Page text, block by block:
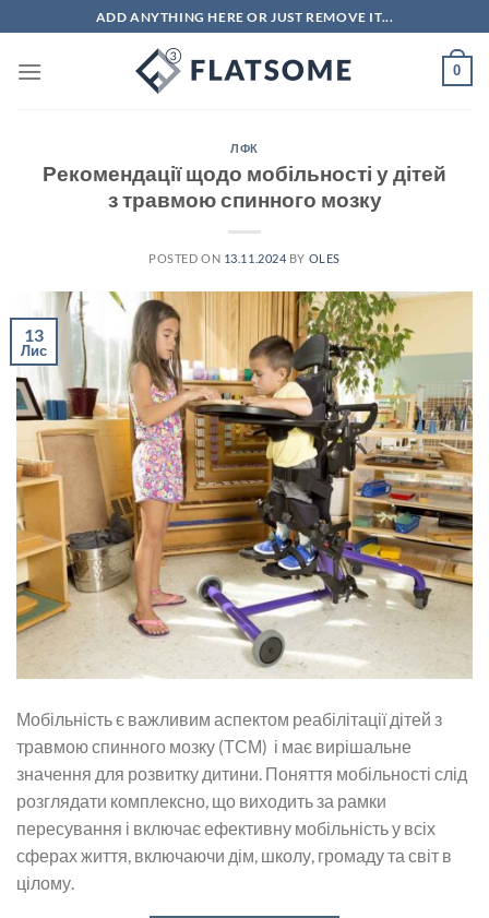
to
content
ADD ANYTHING HERE OR JUST REMOVE IT...
0
ЛФК
Рекомендації щодо мобільності у дітей
з травмою спинного мозку
POSTED ON 13.11.2024 BY OLES
13
Лис
Мобільність є важливим аспектом реабілітації дітей з
травмою спинного мозку (ТСМ) і має вирішальне
значення для розвитку дитини. Поняття мобільності слід
розглядати комплексно, що виходить за рамки
пересування і включає ефективну мобільність у всіх
сферах життя, включаючи дім, школу, громаду та світ в
цілому.